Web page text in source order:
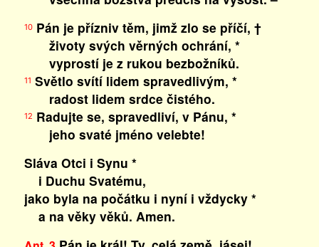
10Pán je přízniv těm, jimž zlo se příčí, †
životy svých věrných ochrání, *
vyprostí je z rukou bezbožníků.
11 Světlo svítí lidem spravedlivým, *
radost lidem srdce čistého.
12 Radujte se, spravedliví, v Pánu, *
jeho svaté jméno velebte!
Sláva Otci i Synu *
i Duchu Svatému,
jako byla na počátku i nyní i vždycky *
a na věky věků. Amen.